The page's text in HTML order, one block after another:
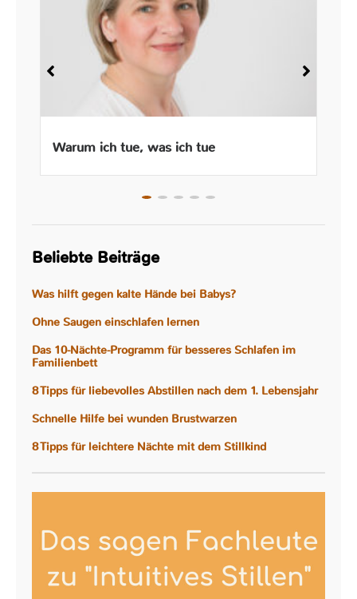
Warum ich tue, was ich tue
Beliebte Beiträge
Was hilft gegen kalte Hände bei Babys?
Ohne Saugen einschlafen lernen
Das 10-Nächte-Programm für besseres Schlafen im
Familienbett
8 Tipps für liebevolles Abstillen nach dem 1. Lebensjahr
Schnelle Hilfe bei wunden Brustwarzen
8 Tipps für leichtere Nächte mit dem Stillkind